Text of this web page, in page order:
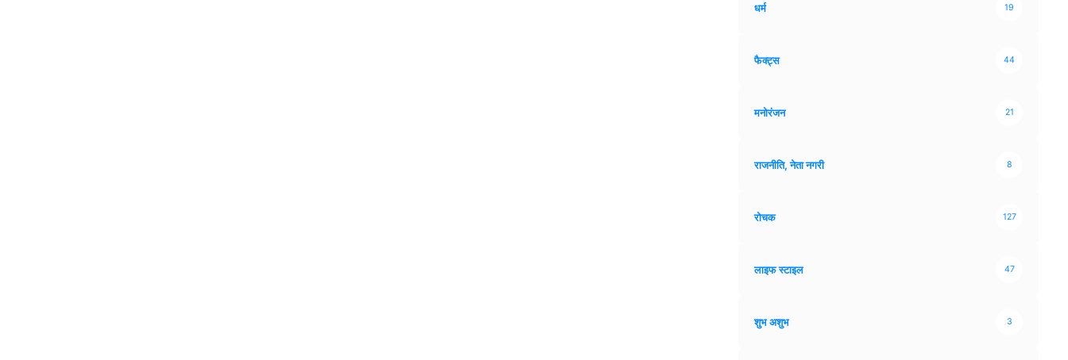
धर्म 19
फैक्ट्स 44
मनोरंजन 21
राजनीति, नेता नगरी 8
रोचक 127
लाइफ स्टाइल 47
शुभ अशुभ 3